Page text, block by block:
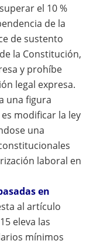
el 10 %
de la
de sustento
la Constitución,
y prohíbe
legal expresa.
una figura
modificar la ley
una
laboral en
en
al artículo
eleva las
mínimos